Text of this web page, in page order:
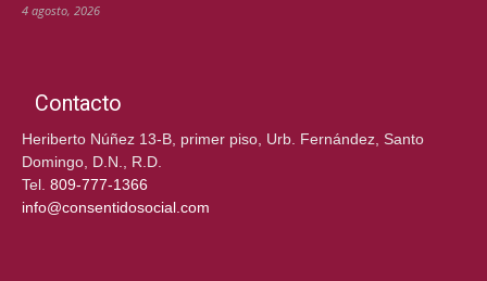
4 agosto, 2026
Contacto
Heriberto Núñez 13-B, primer piso, Urb. Fernández, Santo
Domingo, D.N., R.D.
Tel. 809-777-1366
info@consentidosocial.com